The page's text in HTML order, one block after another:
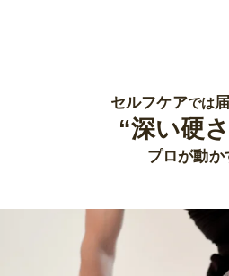
セルフケアでは
“深い硬
プロが動か